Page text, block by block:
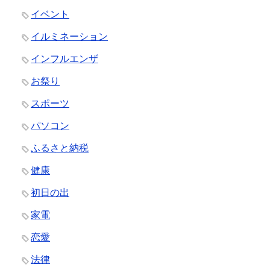
イベント
イルミネーション
インフルエンザ
お祭り
スポーツ
パソコン
ふるさと納税
健康
初日の出
家電
恋愛
法律